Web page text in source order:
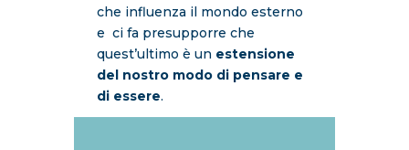
che influenza il mondo esterno
e ci fa presupporre che
quest’ultimo è un estensione
del nostro modo di pensare e
di essere.